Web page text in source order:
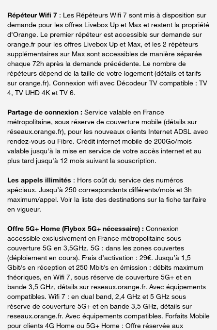
Répéteur Wifi 7 : Les Répéteurs Wifi 7 sont mis à disposition sur
demande pour les offres Livebox Up et Max et restent la propriété
d'Orange. Le premier répéteur est accessible sur demande sur
orange.fr pour les offres Livebox Up et Max, et les 2 répéteurs
supplémentaires sur Max sont accessibles de manière séparée
chaque 72h après la demande précédente. Le nombre de
répéteurs dépend de la taille de votre logement (détails et tarifs
sur orange.fr). Connexion wifi avec Décodeur TV compatible : TV
4, TV UHD 4K et TV 6.
Partage de connexion : Service valable en France
métropolitaine, sous réserve de couverture mobile (détails sur
réseaux.orange.fr), pour les nouveaux clients Internet ADSL avec
rendez-vous ou Fibre. Crédit internet mobile de 200Go/mois
valable jusqu'à la mise en service de votre accès internet et au
plus tard jusqu'à 12 mois suivant la souscription.
Les appels illimités : Hors coût du service des numéros
spéciaux. Jusqu’à 250 correspondants différents/mois et 3h
maximum/appel. Voir la liste des destinations sur la fiche tarifaire
en vigueur.
Offre 5G+ Home (Flybox 5G+ nécessaire) : Connexion
accessible exclusivement en France métropolitaine sous
couverture 5G en 3,5GHz. 5G : dans les zones couvertes
(déploiement en cours). Frais d’activation : 29€. Jusqu’à 1,5
Gbit/s en réception et 250 Mbit/s en émission : débits maximum
théoriques, en Wifi 7, sous réserve de couverture 5G+ et en
bande 3,5 GHz, détails sur reseaux.orange.fr. Avec équipements
compatibles. Wifi 7 : en dual band, 2,4 GHz et 5 GHz sous
réserve de couverture 5G+ et en bande 3,5 GHz, détails sur
reseaux.orange.fr. Avec équipements compatibles. Forfaits Mobile
pour clients 4G Home ou 5G+ Home : Offre réservée aux